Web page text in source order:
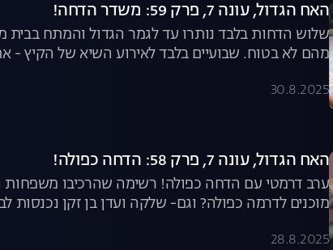
האח הגדול, עונה 7, פרק 59: משדר הדחה!
שלוש הדחות בלבד נותרו עד לגמר הגדול והמתח בבית
מהם לא בטוח. שבועיים בלבד לאירוע השיא של הקיץ -
30.8.2025
האח הגדול, עונה 7, פרק 58: הדחה כפולה!
ערב דרמטי עם הדחה כפולה! רשימה שהרכיבו משפחות
מוכנים לדרמה כפולה? וגם- שלקה ועדן בן זקן נכנסות
28.8.2025